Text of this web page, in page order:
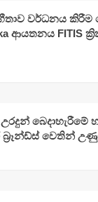
වර්ධනය
ආයතනය FITIS
වෙතින්